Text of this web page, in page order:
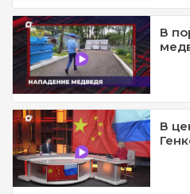
В
В